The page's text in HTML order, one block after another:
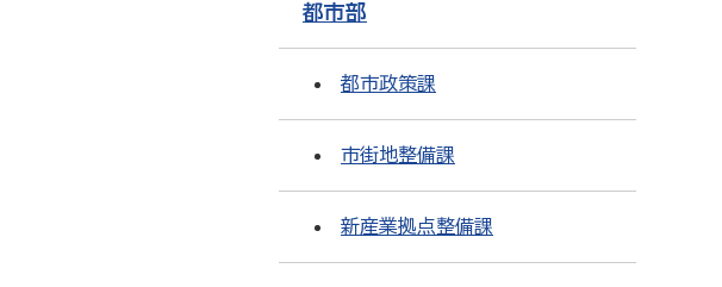
都市部
都市政策課
市街地整備課
新産業拠点整備課